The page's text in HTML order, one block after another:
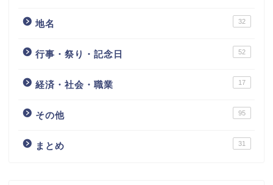
地名 32
行事・祭り・記念日 52
経済・社会・職業 17
その他 95
まとめ 31